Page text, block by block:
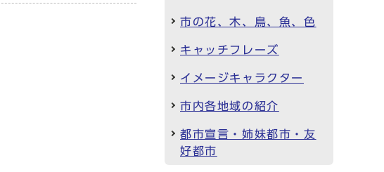
市の花、木、鳥、魚、色
キャッチフレーズ
イメージキャラクター
市内各地域の紹介
都市宣言・姉妹都市・友
好都市